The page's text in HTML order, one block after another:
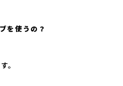
を使うの？
。